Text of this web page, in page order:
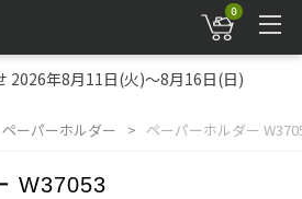
0
2026年8月11日(火)～8月16日(日)
ペーパーホルダー ペーパーホルダー
W37053